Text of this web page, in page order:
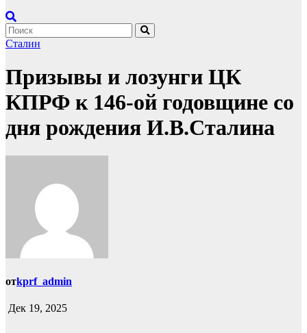
Сталин
Призывы и лозунги ЦК
КПРФ к 146-ой годовщине со
дня рождения И.В.Сталина
отkprf_admin
Дек 19, 2025